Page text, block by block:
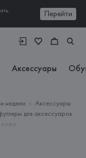
Перейти
Аксессуары
недели
Аксессуары
для аксессуаров
кожи